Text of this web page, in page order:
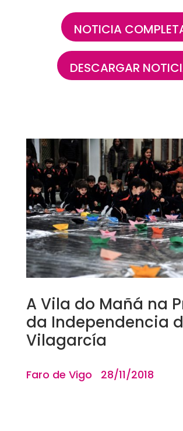
NOTICIA
DESCARGAR
A Vila do Mañá na
da Independencia
Vilagarcía
Faro de Vigo 28/